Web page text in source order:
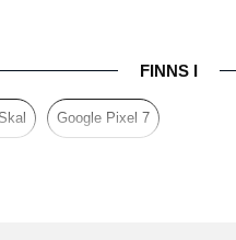
FINNS I
Google Pixel 7